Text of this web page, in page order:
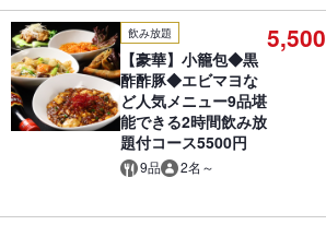
飲み放題
【豪華】小籠包◆黒
酢酢豚◆エビマヨな
ど人気メニュー9品堪
能できる2時間飲み放
題付コース5500円
9品 2名～
5,500